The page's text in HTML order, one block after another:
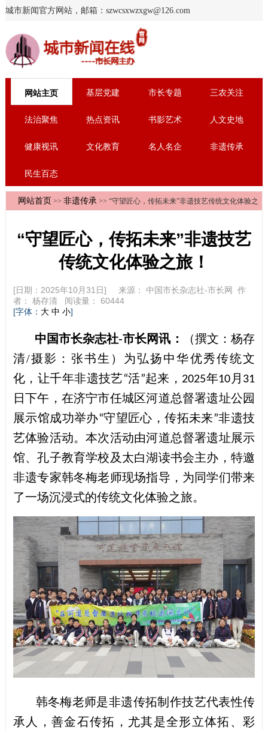
城市新闻官方网站，邮箱：szwcsxwzxgw@126.com
网站主页 基层党建 市长专题 三农关注
法治聚焦 热点资讯 书影艺术 人文史地
健康视讯 文化教育 名人名企 非遗传承
民生百态
网站首页 >> 非遗传承>> “守望匠心，传拓未来”非遗技艺传统文化体验之
“守望匠心，传拓未来”非遗技艺
传统文化体验之旅！
[日期：2025年10月31日] 来源： 中国市长杂志社-市长网 作
者： 杨存清 阅读量： 60444
[字体： 大 中 小]
中国市长杂志社-市长网讯： （撰文：杨存
清/摄影：张书生 ） 为弘扬中华优秀传统文
化，让千年非遗技艺“活”起来， 2025年10 月 31
日下午， 在济宁市任城区河道总督署遗址公园
展示馆成功举办“守望匠心 ，传拓未来”非遗技
艺体验活动。本次活动由河道总督署遗址展示
馆、孔子教育学校及 太白湖读书会主办，特邀
非遗专家韩冬梅老师现场指导，为同学们带来
了一场沉浸式的传统文化体验之旅。
韩冬梅老师是非遗传拓制作技艺代表性传
承人，善金石传拓，尤其是全形立体拓、彩